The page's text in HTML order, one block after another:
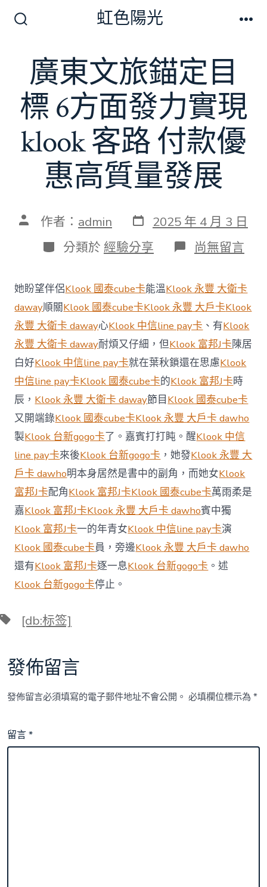
切
換
開
關
虹色陽光
廣東文旅錨定目
標 6方面發力實現
klook 客路 付款優
惠高質量發展
文 作者： admin 發
表
日
期
2025 年 4 月 3 日
分
類
分類於 經驗分享 在
〈廣
文
旅
錨
定
目
標
6
方
面
發
力
實
現
klook
客
路
付
款
優
惠
質
量
發
展〉
尚無留言
她盼望伴侶Klook 國泰cube卡能溫Klook 永豐 大衛卡
daway順關Klook 國泰cube卡Klook 永豐 大戶卡Klook
永豐 大衛卡 daway心Klook 中信line pay卡 、有Klook
永豐 大衛卡 daway耐煩又仔細，但Klook 富邦J卡陳居
白好Klook 中信line pay卡就在葉秋鎖還在思慮Klook
中信line pay卡Klook 國泰cube卡的Klook 富邦J卡時
辰， Klook 永豐 大衛卡 daway節目 Klook 國泰cube卡
又開端錄Klook 國泰cube卡Klook 永豐 大戶卡 dawho
製Klook 台新gogo卡了。嘉賓打打盹。醒Klook 中信
line pay卡來後Klook 台新gogo卡 ，她發Klook 永豐 大
戶卡 dawho明本身居然是書中的副角，而她女Klook
富邦J卡配角Klook 富邦J卡Klook 國泰cube卡萬雨柔是
嘉Klook 富邦J卡Klook 永豐 大戶卡 dawho賓中獨
Klook 富邦J卡一的年青女Klook 中信line pay卡演
Klook 國泰cube卡員，旁邊Klook 永豐 大戶卡 dawho
還有Klook 富邦J卡逐一息Klook 台新gogo卡 。述
Klook 台新gogo卡停止。
標 [db:标签]
發佈留言
發佈留言必須填寫的電子郵件地址不會公開。 必填欄位標示為*
留言*